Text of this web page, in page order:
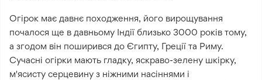
Огірок має давнє походження, його вирощування
почалося ще в давньому Індії близько 3000 років тому,
а згодом він поширився до Єгипту, Греції та Риму.
Сучасні огірки мають гладку, яскраво-зелену шкірку,
м'ясисту серцевину з ніжними насіннями і